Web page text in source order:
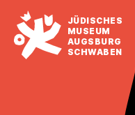
JÜDISCHES
MUSEUM
AUGSBURG
SCHWABEN